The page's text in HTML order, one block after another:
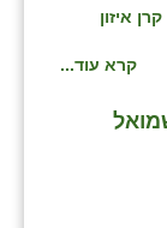
קרן איזון
קרא עוד...